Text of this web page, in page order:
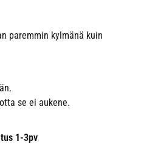
paremmin kylmänä kuin
se ei aukene.
1-3pv